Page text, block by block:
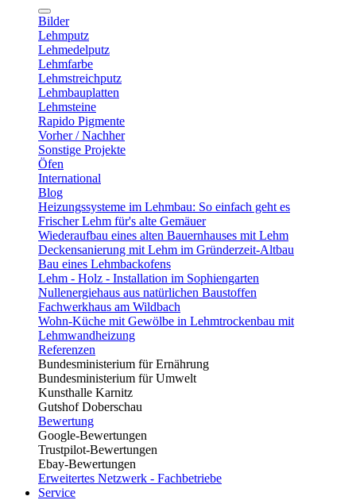
Bilder
Lehmputz
Lehmedelputz
Lehmfarbe
Lehmstreichputz
Lehmbauplatten
Lehmsteine
Rapido Pigmente
Vorher / Nachher
Sonstige Projekte
Öfen
International
Blog
Heizungssysteme im Lehmbau: So einfach geht es
Frischer Lehm für's alte Gemäuer
Wiederaufbau eines alten Bauernhauses mit Lehm
Deckensanierung mit Lehm im Gründerzeit-Altbau
Bau eines Lehmbackofens
Lehm - Holz - Installation im Sophiengarten
Nullenergiehaus aus natürlichen Baustoffen
Fachwerkhaus am Wildbach
Wohn-Küche mit Gewölbe in Lehmtrockenbau mit
Lehmwandheizung
Referenzen
Bundesministerium für Ernährung
Bundesministerium für Umwelt
Kunsthalle Karnitz
Gutshof Doberschau
Bewertung
Google-Bewertungen
Trustpilot-Bewertungen
Ebay-Bewertungen
Erweitertes Netzwerk - Fachbetriebe
Service